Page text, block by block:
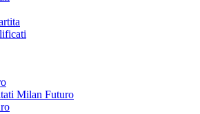
Milan Futuro